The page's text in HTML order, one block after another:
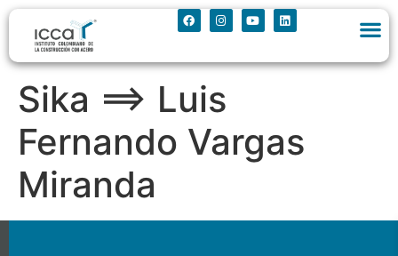
Sika ==> Luis
Fernando Vargas
Miranda